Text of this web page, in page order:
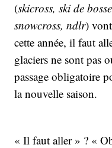
(skicross, ski de
snowcross, ndlr)
cette année, il faut
glaciers ne sont pas
passage obligatoire
la nouvelle saison.
« Il faut aller » ? «